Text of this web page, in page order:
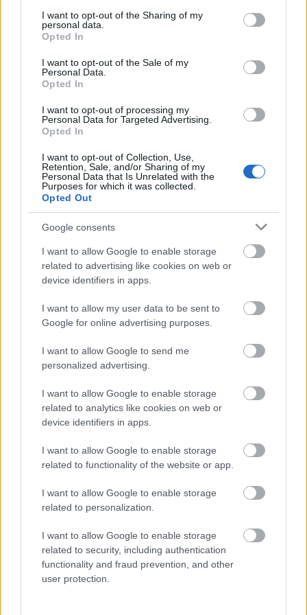
not limited to your visit or usage behaviour. You may click to
grant or deny consent to Google and its third-party tags to
use your data for below specified purposes in below Google
consent section.
I want to opt-out of the Sharing of my
personal data.
Opted In
I want to opt-out of the Sale of my
Personal Data.
Opted In
I want to opt-out of processing my
Personal Data for Targeted Advertising.
Opted In
I want to opt-out of Collection, Use,
Retention, Sale, and/or Sharing of my
Personal Data that Is Unrelated with the
Purposes for which it was collected.
Opted Out
Google consents
I want to allow Google to enable storage
related to advertising like cookies on web or
device identifiers in apps.
I want to allow my user data to be sent to
Google for online advertising purposes.
I want to allow Google to send me
personalized advertising.
I want to allow Google to enable storage
related to analytics like cookies on web or
device identifiers in apps.
I want to allow Google to enable storage
related to functionality of the website or app.
I want to allow Google to enable storage
related to personalization.
I want to allow Google to enable storage
related to security, including authentication
functionality and fraud prevention, and other
user protection.
mindig egy palack champagne áll.
Egyszerűen azért, mert egy szimpla kedden
is érdemes megünnepelni az életet.
A Dom Pérignon-nál egyébként sem ritkák a
művészekkel és más, a maguk területén hasonlóan
presztízs minőséget képviselő cégekkel való
együttműködések. Michael Riedel (borospohár-
guru), Karl Lagerfeld (fashion-guru) és Tokujin
Yoshioka (design-guru) is dolgozott már James Bond
kedvenc pezsgőjével.
Lenny 2 millió követője nagy örömmel vette a hírt,
mint ahogyan a DP rajongótábora is. A sztár ezután
azt is elmondta:
Ez az együttműködés elképesztően inspirált,
betekintést.
A kapcsolat elsőre bár tényleg furcsának tűnhet, azt